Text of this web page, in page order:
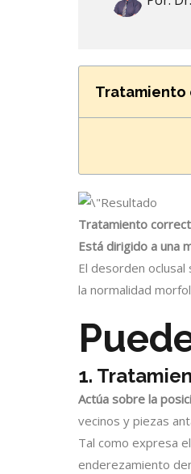
Tratamiento
Tratamiento
Está dirigido a una
El desorden
la normalidad
1.
Actúa sobre la
vecinos y piezas
Tal como expresa
enderezamiento